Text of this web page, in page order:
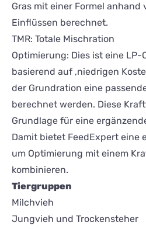
Gras mit einer Formel anhand
Einflüssen berechnet.
TMR: Totale Mischration
Optimierung: Dies ist eine
basierend auf ‚niedrigen
der Grundration eine
berechnet werden. Diese
Grundlage für eine
Damit bietet FeedExpert eine
um Optimierung mit einem
kombinieren.
Tiergruppen
Milchvieh
Jungvieh und Trockensteher